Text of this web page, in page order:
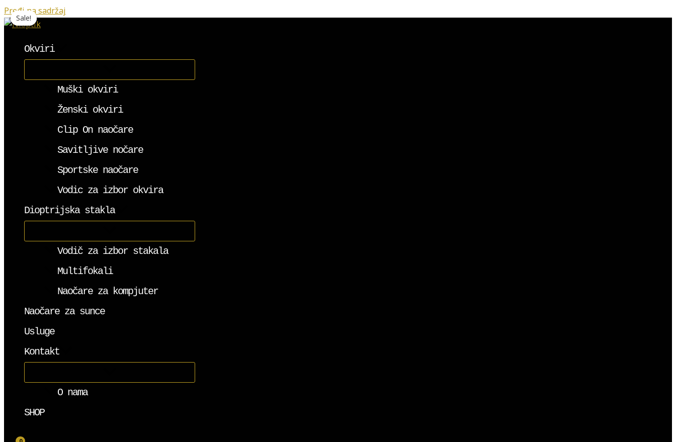
Pređi na sadržaj
Okviri
Muški okviri
Ženski okviri
Clip On naočare
Savitljive nočare
Sportske naočare
Vodic za izbor okvira
Dioptrijska stakla
Vodič za izbor stakala
Multifokali
Naočare za kompjuter
Naočare za sunce
Usluge
Kontakt
O nama
SHOP
Sale!
Sale!
Sale!
Sale!